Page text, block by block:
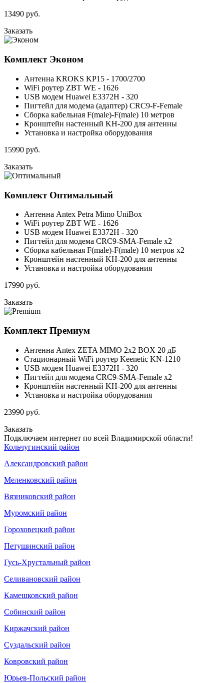
13490 руб.
Заказать
Комплект Эконом
Антенна KROKS KP15 - 1700/2700
WiFi роутер ZBT WE - 1626
USB модем Huawei E3372H - 320
Пигтейл для модема (адаптер) CRC9-F-Female
Сборка кабельная F(male)-F(male) 10 метров
Кронштейн настенный KH-200 для антенны
Установка и настройка оборудования
15990 руб.
Заказать
Комплект Оптимальный
Антенна Antex Petra Mimo UniBox
WiFi роутер ZBT WE - 1626
USB модем Huawei E3372H - 320
Пигтейл для модема CRC9-SMA-Female x2
Сборка кабельная F(male)-F(male) 10 метров x2
Кронштейн настенный KH-200 для антенны
Установка и настройка оборудования
17990 руб.
Заказать
КомплектПремиум
Антенна Antex ZETA MIMO 2x2 BOX 20 дБ
Стационарный WiFi роутер Keenetic KN-1210
USB модем Huawei E3372H - 320
Пигтейл для модема CRC9-SMA-Female x2
Кронштейн настенный KH-200 для антенны
Установка и настройка оборудования
23990 руб.
Заказать
Подключаем интернет по всей Владимирской области!
Кольчугинский район
Александровский район
Меленковский район
Вязниковский район
Муромский район
Гороховецкий район
Петушинский район
Гусь-Хрустальный район
Селивановский район
Камешковский район
Собинский район
Киржачский район
Суздальский район
Ковровский район
Юрьев-Польский район